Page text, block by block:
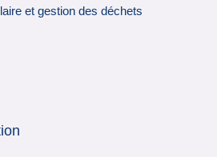
et gestion des déchets